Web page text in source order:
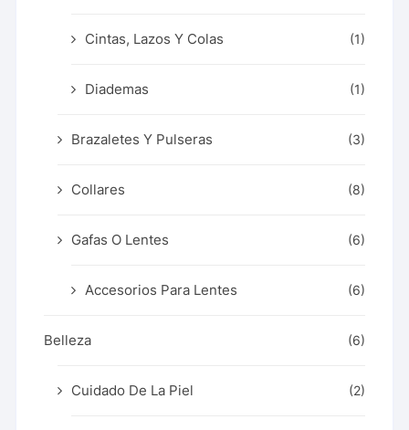
Cintas, Lazos Y Colas (1)
Diademas (1)
Brazaletes Y Pulseras (3)
Collares (8)
Gafas O Lentes (6)
Accesorios Para Lentes (6)
Belleza (6)
Cuidado De La Piel (2)